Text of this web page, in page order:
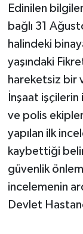
Edinilen
bağlı 31
halindeki
yaşındaki
hareketsiz bir
İnşaat işçilerin
ve polis
yapılan ilk
kaybettiği
güvenlik
incelemenin
Devlet